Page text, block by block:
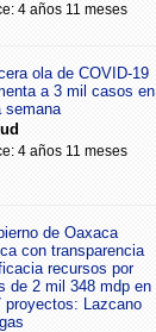
4 años 11 meses
ola de COVID-19
a 3 mil casos en
semana
4 años 11 meses
de Oaxaca
con transparencia
recursos por
de 2 mil 348 mdp en
proyectos: Lazcano